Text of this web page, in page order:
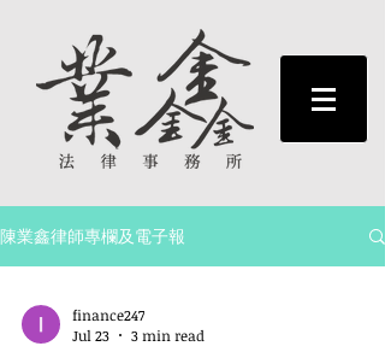
陳業鑫律師專欄及電子報
finance247
Jul 23
3 min read